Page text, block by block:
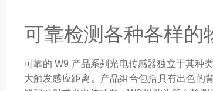
可靠检测各种各样的
可靠的 W9 产品系列光电传感器独立于其种
大触发感应距离。产品组合包括具有出色的